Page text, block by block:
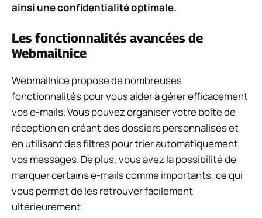
ainsi une confidentialité optimale.
Les fonctionnalités avancées de
Webmailnice
Webmailnice propose de nombreuses
fonctionnalités pour vous aider à gérer efficacement
vos e-mails. Vous pouvez organiser votre boîte de
réception en créant des dossiers personnalisés et
en utilisant des filtres pour trier automatiquement
vos messages. De plus, vous avez la possibilité de
marquer certains e-mails comme importants, ce qui
vous permet de les retrouver facilement
ultérieurement.